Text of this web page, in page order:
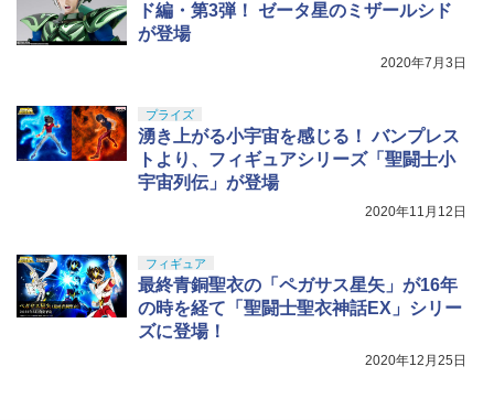
ド編・第3弾！ ゼータ星のミザールシド
が登場
2020年7月3日
プライズ
湧き上がる小宇宙を感じる！ バンプレス
トより、フィギュアシリーズ「聖闘士小
宇宙列伝」が登場
2020年11月12日
フィギュア
最終青銅聖衣の「ペガサス星矢」が16年
の時を経て「聖闘士聖衣神話EX」シリー
ズに登場！
2020年12月25日